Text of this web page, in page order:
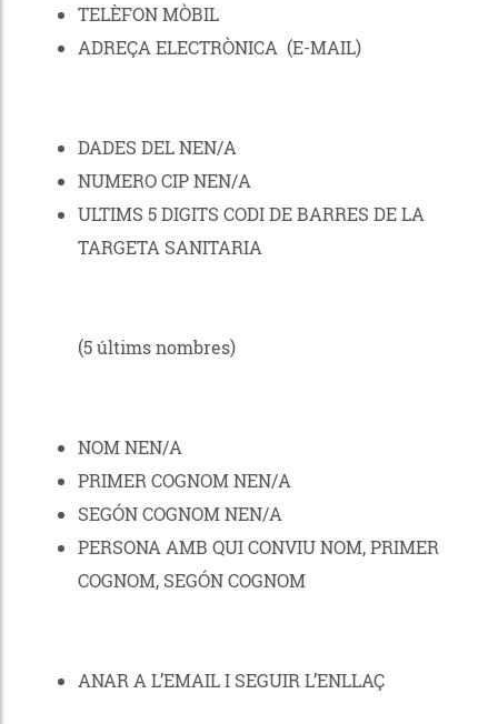
TELÈFON MÒBIL
ADREÇA ELECTRÒNICA (E-MAIL)
DADES DEL NEN/A
NUMERO CIP NEN/A
ULTIMS 5 DIGITS CODI DE BARRES DE LA
TARGETA SANITARIA
(5 últims nombres)
NOM NEN/A
PRIMER COGNOM NEN/A
SEGÓN COGNOM NEN/A
PERSONA AMB QUI CONVIU NOM, PRIMER
COGNOM, SEGÓN COGNOM
ANAR A L’EMAIL I SEGUIR L’ENLLAÇ